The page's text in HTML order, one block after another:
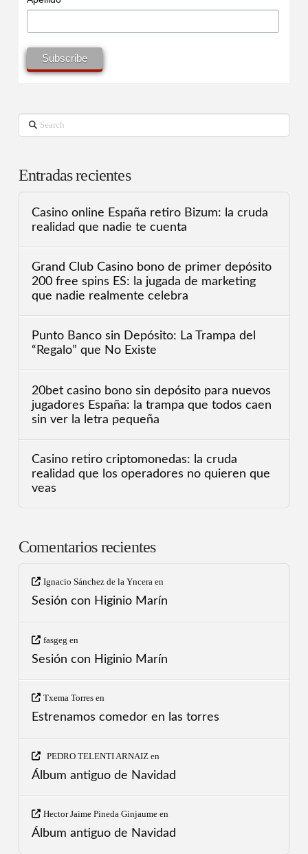
Search
Entradas recientes
Casino online España retiro Bizum: la cruda
realidad que nadie te cuenta
Grand Club Casino bono de primer depósito
200 free spins ES: la jugada de marketing
que nadie realmente celebra
Punto Banco sin Depósito: La Trampa del
“Regalo” que No Existe
20bet casino bono sin depósito para nuevos
jugadores España: la trampa que todos caen
sin ver la letra pequeña
Casino retiro criptomonedas: la cruda
realidad que los operadores no quieren que
veas
Comentarios recientes
Ignacio Sánchez de la Ynceraen
Sesión con Higinio Marín
fasgeg en
Sesión con Higinio Marín
Txema Torresen
Estrenamos comedor en las torres
PEDRO TELENTI ARNAIZ en
Álbum antiguo de Navidad
Hector Jaime Pineda Ginjaumeen
Álbum antiguo de Navidad